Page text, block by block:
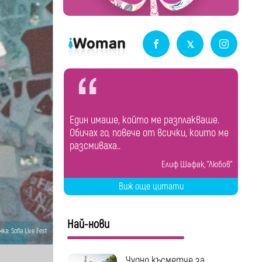
Sofia Live Fest
Един имаше, който ме разплакваше.
Обичах го, повече от всички, които ме
разсмиваха..
Елиф Шафак, "Любов"
Виж още цитати
Най-нови